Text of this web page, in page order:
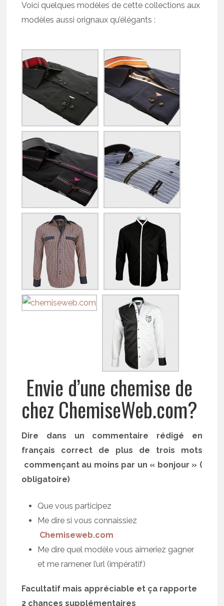
Voici quelques modèles de cette collections aux
modèles aussi orignaux qu’élégants :
Envie d’une chemise de
chez ChemiseWeb.com?
Dire dans un commentaire rédigé en
français correct de plus de trois mots
commençant au moins par un « bonjour » (
obligatoire)
Que vous participez
Me dire si vous connaissiez
Chemiseweb.com
Me dire quel modèle vous aimeriez gagner
et me ramener l’url (impératif)
Facultatif mais appréciable et ça rapporte
2 chances supplémentaires